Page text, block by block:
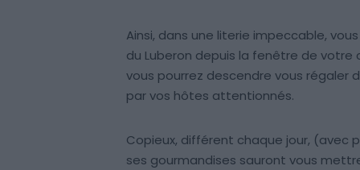
Ainsi, dans une literie impeccable,
du Luberon depuis la fenêtre de votre
vous pourrez descendre vous régaler
par vos hôtes attentionnés.
Copieux, différent chaque jour,
ses gourmandises sauront vous